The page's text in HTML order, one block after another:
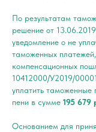
По результатам
решение от
уведомление о не
таможенных
компенсационных
10412000/У2019/
уплатить таможенные
пени в сумме 195 679
Основанием для